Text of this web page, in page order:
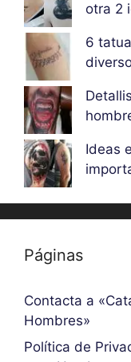
otra 2
6
Ideas
Páginas
Contacta a
Hombres»
Política de